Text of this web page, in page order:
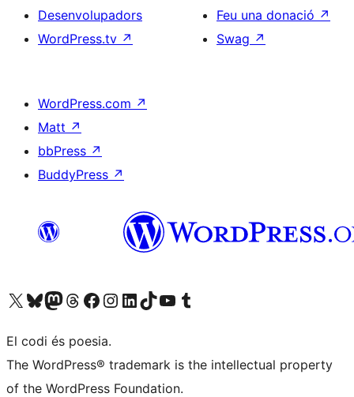
Desenvolupadors
WordPress.tv ↗
Feu una donació ↗
Swag ↗
WordPress.com ↗
Matt ↗
bbPress ↗
BuddyPress ↗
Visiteu el nostre compte X (abans Twitter)
Visiteu el nostre compte de Bluesky
Visiteu el nostre compte al Mastodon
Visiteu el nostre compte de Threads
Visiteu la nostra pàgina al Facebook
Visiteu el nostre compte d'Instagram
Visiteu el nostre compte de LinkedIn
Visiteu el nostre compte de TikTok
Visiteu el nostre canal al YouTube
Visiteu el nostre compte de Tumblr
El codi és poesia.
The WordPress® trademark is the intellectual property
of the WordPress Foundation.